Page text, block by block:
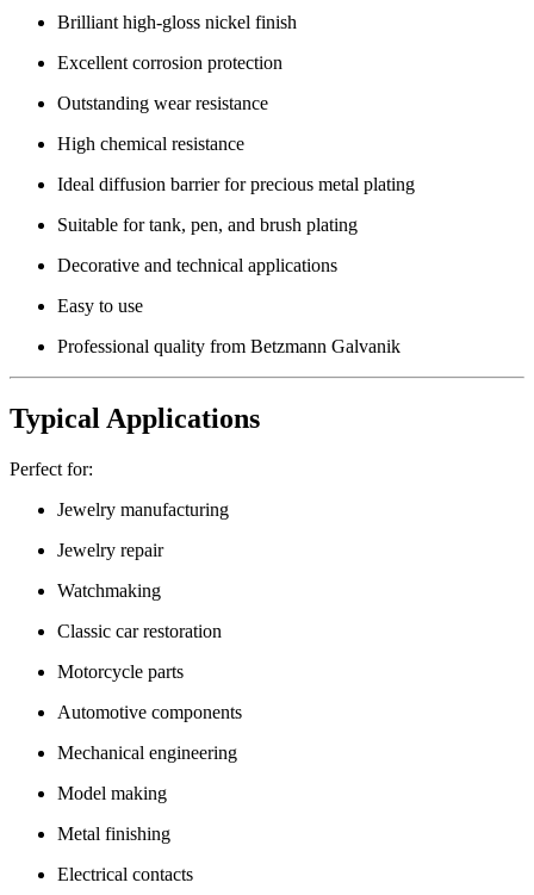
Brilliant high-gloss nickel finish
Excellent corrosion protection
Outstanding wear resistance
High chemical resistance
Ideal diffusion barrier for precious metal plating
Suitable for tank, pen, and brush plating
Decorative and technical applications
Easy to use
Professional quality from Betzmann Galvanik
Typical Applications
Perfect for:
Jewelry manufacturing
Jewelry repair
Watchmaking
Classic car restoration
Motorcycle parts
Automotive components
Mechanical engineering
Model making
Metal finishing
Electrical contacts